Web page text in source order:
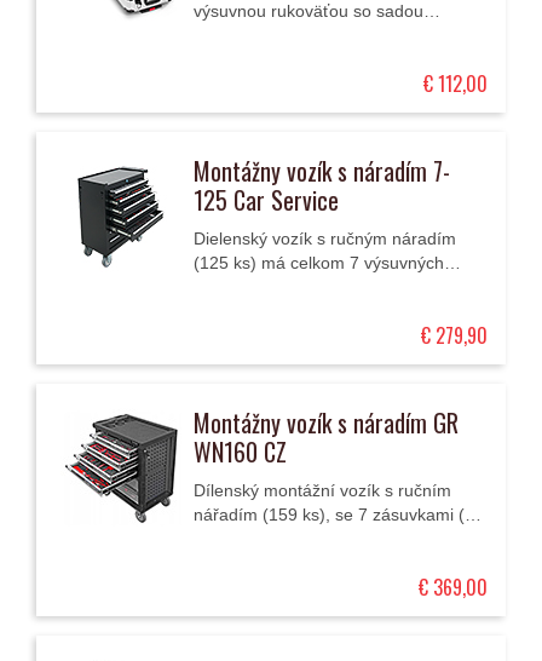
výsuvnou rukoväťou so sadou
€ 112,00
Montážny vozík s náradím 7-
125 Car Service
Dielenský vozík s ručným náradím
(125 ks) má celkom 7 výsuvných
€ 279,90
Montážny vozík s náradím GR
WN160 CZ
Dílenský montážní vozík s ručním
nářadím (159 ks), se 7 zásuvkami (5
€ 369,00